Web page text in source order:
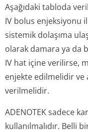
Aşağıdaki tabloda
IV bolus enjeksiyonu
sistemik dolaşıma
olarak damara ya da
IV hat içine verilirse,
enjekte edilmelidir ve
verilmelidir.
ADENOTEK sadece
kullanılmalıdır. Belli